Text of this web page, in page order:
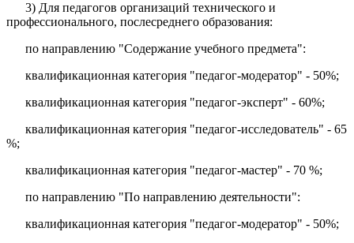
3) Для педагогов организаций технического и
профессионального, послесреднего образования:
по направлению "Содержание учебного предмета":
квалификационная категория "педагог-модератор" - 50%;
квалификационная категория "педагог-эксперт" - 60%;
квалификационная категория "педагог-исследователь" - 65
%;
квалификационная категория "педагог-мастер" - 70 %;
по направлению "По направлению деятельности":
квалификационная категория "педагог-модератор" - 50%;